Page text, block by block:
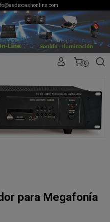
0
para Megafonía